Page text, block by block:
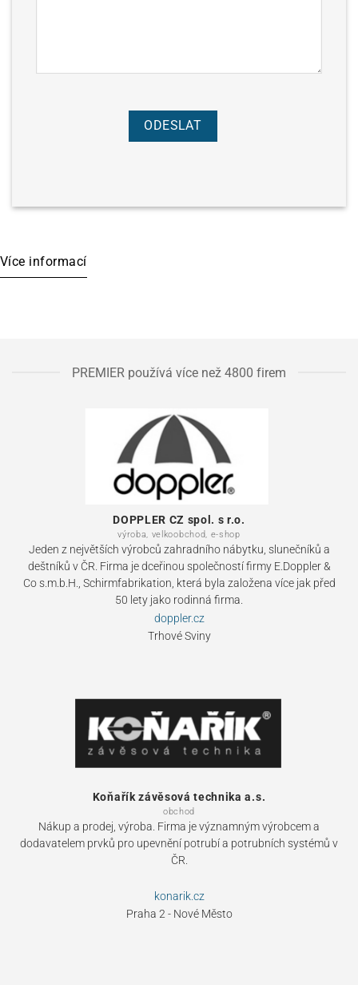
Více informací
PREMIER používá více než 4800 firem
DOPPLER CZ spol. s r.o.
výroba, velkoobchod, e-shop
Jeden z největších výrobců zahradního nábytku, slunečníků a
deštníků v ČR. Firma je dceřinou společností firmy E.Doppler &
Co s.m.b.H., Schirmfabrikation, která byla založena více jak před
50 lety jako rodinná firma.
doppler.cz
Trhové Sviny
Koňařík závěsová technika a.s.
obchod
Nákup a prodej, výroba. Firma je významným výrobcem a
dodavatelem prvků pro upevnění potrubí a potrubních systémů v
ČR.
konarik.cz
Praha 2 - Nové Město